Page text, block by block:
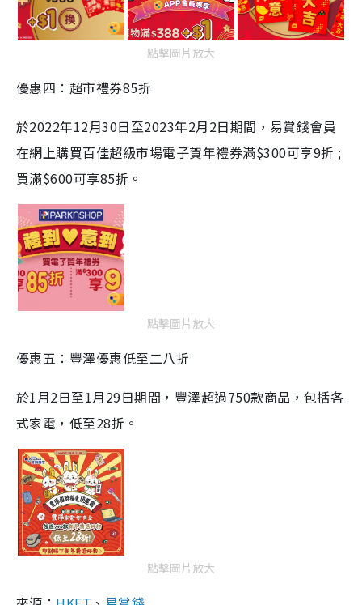
點擊圖片放大
優惠四：超市禮券85折
於2022年12月30日至2023年2月2日期間，易賞錢會員
在網上購買百佳超級市場電子賀年禮券滿$300可享9折 ;
買滿$600可享85折。
點擊圖片放大
優惠五：豐澤優惠低至二八折
於1月2日至1月29日期間，豐澤超過750款商品，包括各
式家電，低至28折。
點擊圖片放大